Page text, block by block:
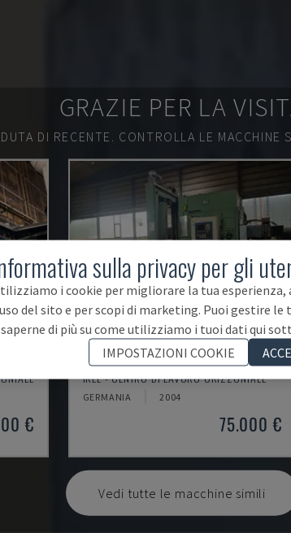
GRAZIE PER LA
DI RECENTE. CONTROLLA LE MACCHINE
€
IRD 1600 CNC
IRLE - CENTRO DI LAVORO ORIZZONTALE
GERMANIA 2004
75.000 €
Vedi tutte le macchine simili
sulla privacy per gli
i cookie per migliorare la tua esperienza,
del sito e per scopi di marketing. Puoi gestire le
di più su come utilizziamo i tuoi dati qui
IMPOSTAZIONI COOKIE